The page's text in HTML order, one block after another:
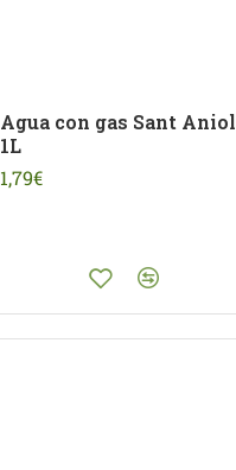
Agua con gas Sant Aniol
1L
1,79€